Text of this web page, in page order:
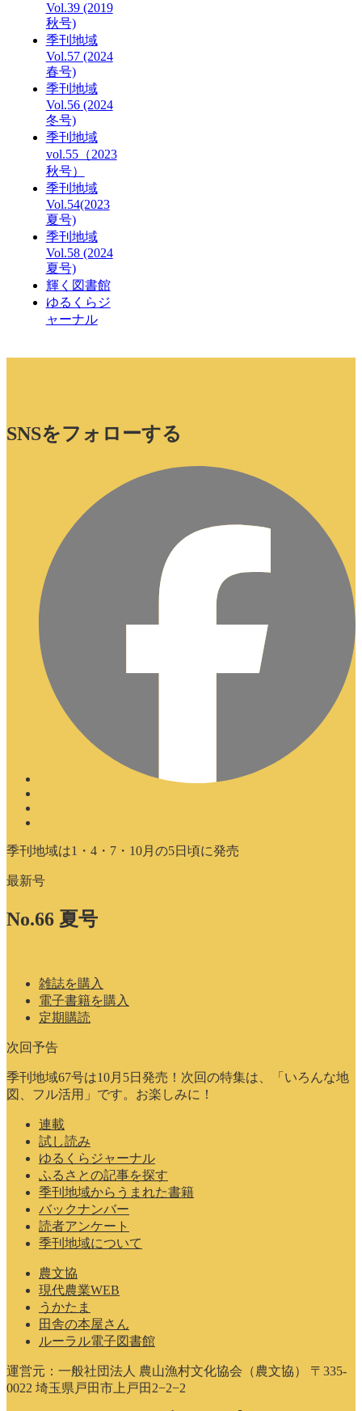
Vol.39 (2019
秋号)
季刊地域
Vol.57 (2024
春号)
季刊地域
Vol.56 (2024
冬号)
季刊地域
vol.55（2023
秋号）
季刊地域
Vol.54(2023
夏号)
季刊地域
Vol.58 (2024
夏号)
輝く図書館
ゆるくらジ
ャーナル
SNSをフォローする
季刊地域は1・4・7・10月の5日頃に発売
最新号
No.66 夏号
雑誌を購入
電子書籍を購入
定期購読
次回予告
季刊地域67号は10月5日発売！次回の特集は、「いろんな地
図、フル活用」です。お楽しみに！
連載
試し読み
ゆるくらジャーナル
ふるさとの記事を探す
季刊地域からうまれた書籍
バックナンバー
読者アンケート
季刊地域について
農文協
現代農業WEB
うかたま
田舎の本屋さん
ルーラル電子図書館
運営元：一般社団法人 農山漁村文化協会（農文協） 〒335-
0022 埼玉県戸田市上戸田2−2−2